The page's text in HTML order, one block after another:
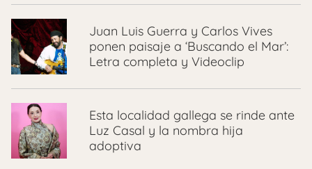
Juan Luis Guerra y Carlos Vives
ponen paisaje a ‘Buscando el Mar’:
Letra completa y Videoclip
Esta localidad gallega se rinde ante
Luz Casal y la nombra hija
adoptiva